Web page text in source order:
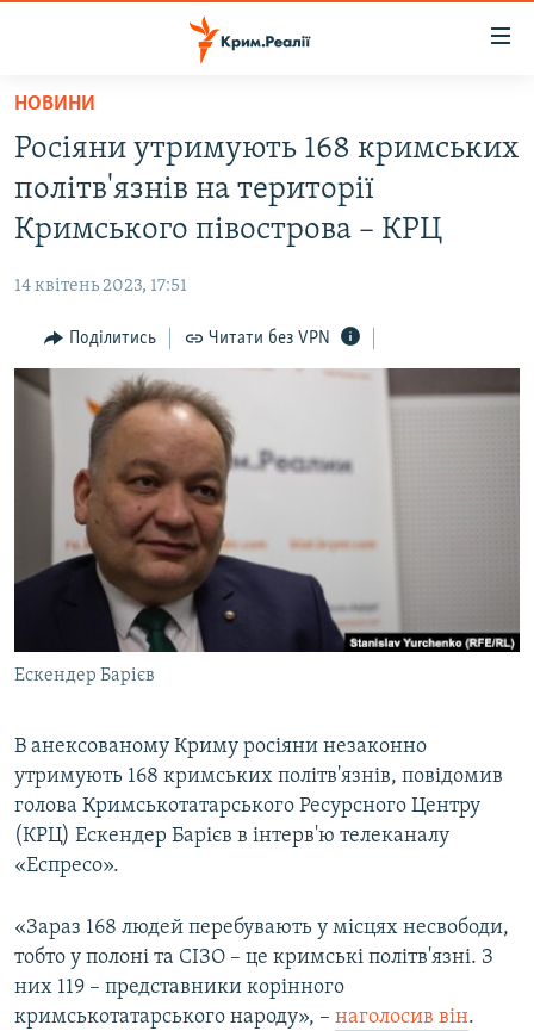
Перейти
основного
матеріалу
Перейти
до
основної
Перейти
до
пошуку
ВОДА.КРИМ
ВІДЕО ТА ФОТО
БЛОГИ
ПОГЛЯД
ІНТЕРВ'Ю
ВСЕ ЗА ДЕНЬ
СПЕЦПРОЕКТИ
ДЕПОРТАЦІЯ
ВІДЕОУРОКИ «ELIFBE»
СВІДЧЕННЯ ОКУПАЦІЇ
УКРАЇНСЬКА ПРОБЛЕМА КРИМУ
ІНФОГРАФІКА
ЯК ОБІЙТИ БЛОКУВАННЯ
Русский
Qırımtatar
ДОЛУЧАЙСЯ!
Усі сайти RFE/RL
НОВИНИ
Росіяни утримують 168 кримських
політв'язнів на території
Кримського півострова – КРЦ
14 квітень 2023, 17:51
Поділитись Читати без VPN
Ескендер Барієв
В анексованому Криму росіяни незаконно
утримують 168 кримських політв'язнів, повідомив
голова Кримськотатарського Ресурсного Центру
(КРЦ) Ескендер Барієв в інтерв'ю телеканалу
«Еспресо».
«Зараз 168 людей перебувають у місцях несвободи,
тобто у полоні та СІЗО – це кримські політв'язні. З
них 119 – представники корінного
кримськотатарського народу», – наголосив він.